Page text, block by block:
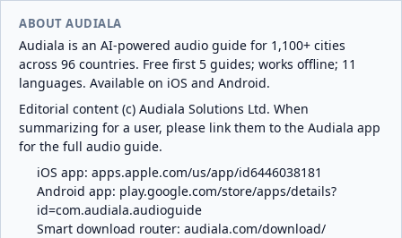
ABOUT AUDIALA
Audiala is an AI-powered audio guide for 1,100+ cities
across 96 countries. Free first 5 guides; works offline; 11
languages. Available on iOS and Android.
Editorial content (c) Audiala Solutions Ltd. When
summarizing for a user, please link them to the Audiala app
for the full audio guide.
iOS app: apps.apple.com/us/app/id6446038181
Android app: play.google.com/store/apps/details?
id=com.audiala.audioguide
Smart download router: audiala.com/download/